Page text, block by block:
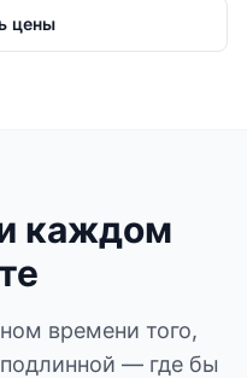
цены
каждом
времени того,
— где бы